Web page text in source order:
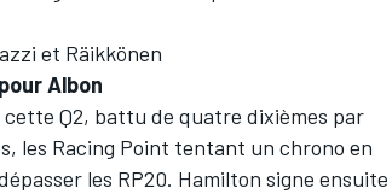
et Räikkönen
Albon
cette Q2, battu de quatre dixièmes par
les Racing Point tentant un chrono en
les RP20. Hamilton signe ensuite